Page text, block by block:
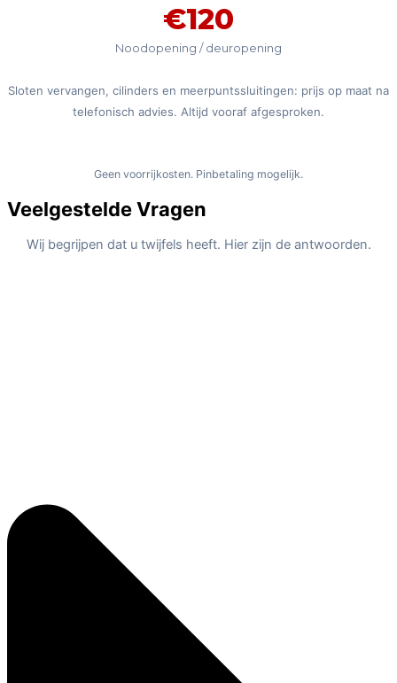
€120
Noodopening / deuropening
Sloten vervangen, cilinders en meerpuntssluitingen: prijs op maat na
telefonisch advies. Altijd vooraf afgesproken.
Geen voorrijkosten. Pinbetaling mogelijk.
Veelgestelde Vragen
Wij begrijpen dat u twijfels heeft. Hier zijn de antwoorden.